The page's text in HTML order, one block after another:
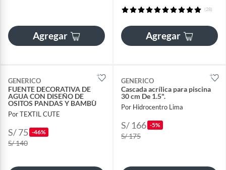
Agregar
(28)
Agregar
GENERICO
FUENTE DECORATIVA DE
AGUA CON DISEÑO DE
OSITOS PANDAS Y BAMBÙ
Por TEXTIL CUTE
S/ 75 -46%
S/ 140
GENERICO
Cascada acrílica para piscina
30 cm De 1.5".
Por Hidrocentro Lima
S/ 166 -5%
S/ 175